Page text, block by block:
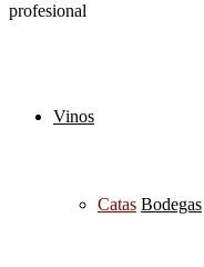
profesional
Vinos
Catas Bodegas